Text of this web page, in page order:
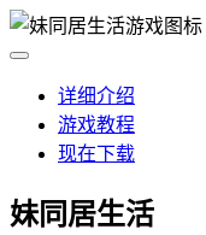
详细介绍
游戏教程
现在下载
妹同居生活